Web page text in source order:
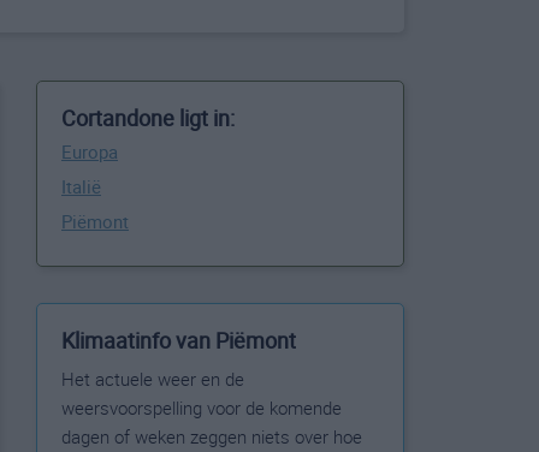
Cortandone ligt in:
Europa
Italië
Piëmont
Klimaatinfo van Piëmont
Het actuele weer en de
weersvoorspelling voor de komende
dagen of weken zeggen niets over hoe